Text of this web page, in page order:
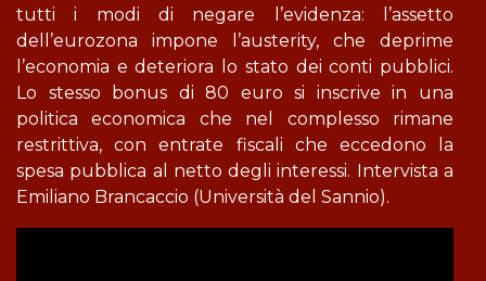
tutti i modi di negare l’evidenza: l’assetto
dell’eurozona impone l’austerity, che deprime
l’economia e deteriora lo stato dei conti pubblici.
Lo stesso bonus di 80 euro si inscrive in una
politica economica che nel complesso rimane
restrittiva, con entrate fiscali che eccedono la
spesa pubblica al netto degli interessi. Intervista a
Emiliano Brancaccio (Università del Sannio).